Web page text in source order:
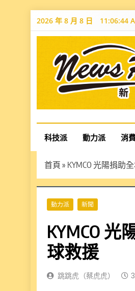
Skip
2026 年 8 月 8 日 11:06:45
News
最有料的新聞
科技派 動力派 消
首頁 » KYMCO 光陽捐助
動力派 新聞
KYMCO
球救援
跳跳虎（蔡虎虎）